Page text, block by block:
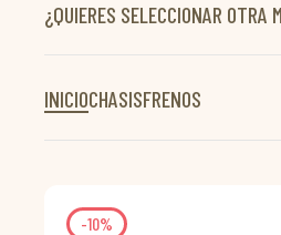
¿QUIERES SELECCIONAR OTRA
INICIOCHASISFRENOS
-10%